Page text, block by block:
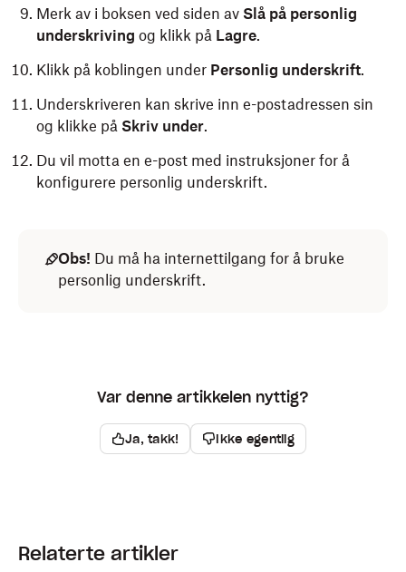
Merk av i boksen ved siden av Slå på personlig
underskriving og klikk på Lagre.
Klikk på koblingen under Personlig underskrift.
Underskriveren kan skrive inn e-postadressen sin
og klikke på Skriv under.
Du vil motta en e-post med instruksjoner for å
konfigurere personlig underskrift.
Obs! Du må ha internettilgang for å bruke
personlig underskrift.
Var denne artikkelen nyttig?
Ja, takk! Ikke egentlig
Relaterte artikler